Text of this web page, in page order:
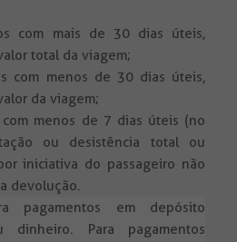
com mais de 30 dias úteis,
total da viagem;
com menos de 30 dias úteis,
da viagem;
com menos de 7 dias úteis (no
ou desistência total ou
iniciativa do passageiro não
devolução.
pagamentos em depósito
dinheiro. Para pagamentos